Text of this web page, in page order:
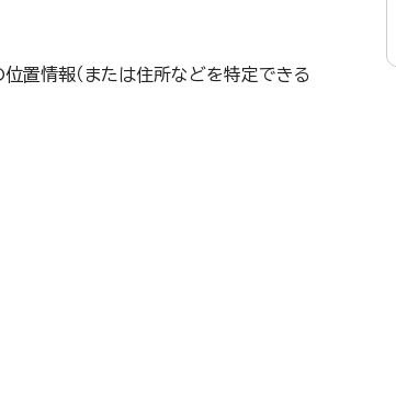
位置情報（または住所などを特定できる